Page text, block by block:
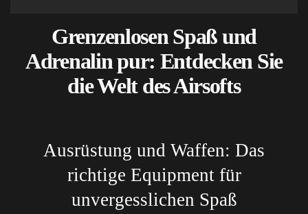
Grenzenlosen Spaß und
Adrenalin pur: Entdecken Sie
die Welt des Airsofts
Ausrüstung und Waffen: Das
richtige Equipment für
unvergesslichen Spaß